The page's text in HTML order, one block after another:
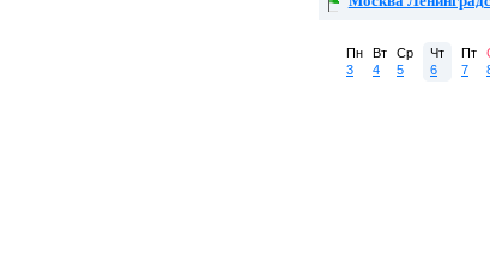
Пн
3
Вт
4
Ср
5
Чт
6
Пт
7